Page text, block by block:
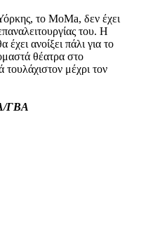
το MoMa, δεν έχει
του. Η
ανοίξει πάλι για το
θέατρα στο
μέχρι τον
ΓΒΑ